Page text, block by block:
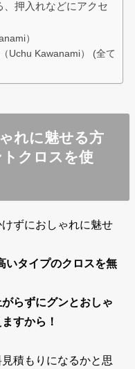
押入れなどにアクセ
）
Uchu Kawanami） (全て
れに魅せる方
クロスを使
ずにおしゃれに魅せ
いタイプのクロスを無
らずにグンとおしゃ
すから！
積もりになるかと思